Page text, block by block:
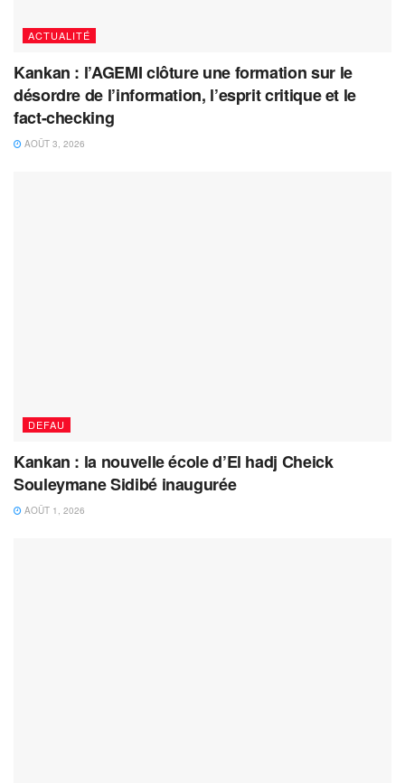
ACTUALITÉ
Kankan : l’AGEMI clôture une formation sur le
désordre de l’information, l’esprit critique et le
fact-checking
AOÛT 3, 2026
DEFAU
Kankan : la nouvelle école d’El hadj Cheick
Souleymane Sidibé inaugurée
AOÛT 1, 2026